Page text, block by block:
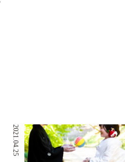
2021.04.25